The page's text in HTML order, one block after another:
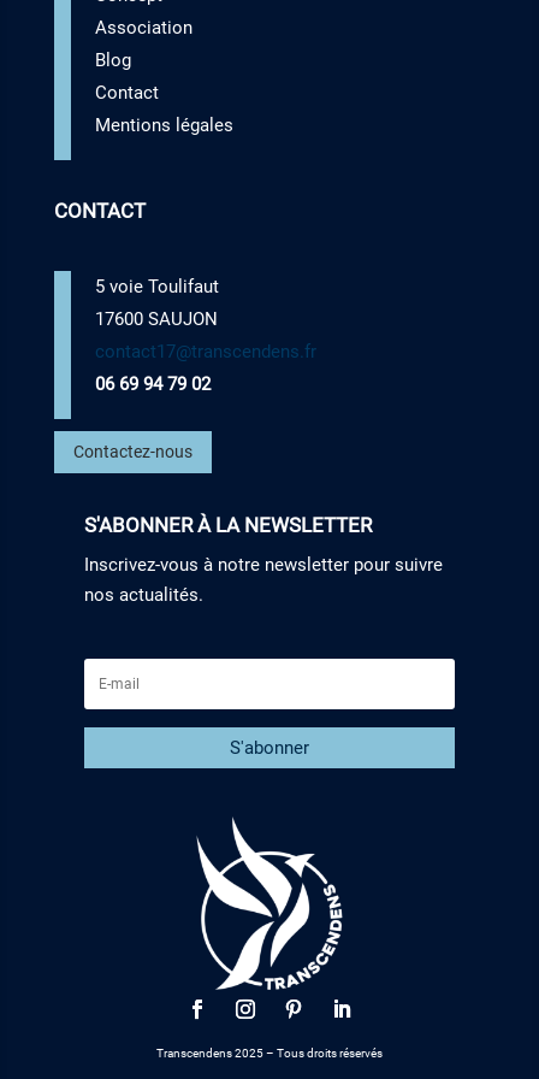
Association
Blog
Contact
Mentions légales
CONTACT
5 voie Toulifaut
17600 SAUJON
contact17@transcendens.fr
06 69 94 79 02
Contactez-nous
S'ABONNER À LA NEWSLETTER
Inscrivez-vous à notre newsletter pour suivre
nos actualités.
S'abonner
Transcendens 2025 – Tous droits réservés